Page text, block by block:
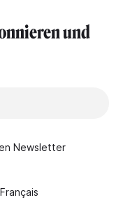
und
Newsletter
Français